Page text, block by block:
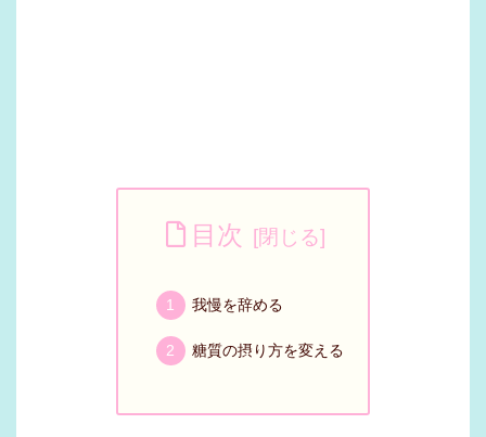
目次
我慢を辞める
糖質の摂り方を変える